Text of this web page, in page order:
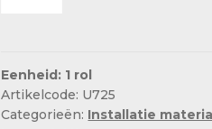
2,5mm²
aantal
Eenheid: 1 rol
Artikelcode: U725
Categorieën: Installatie